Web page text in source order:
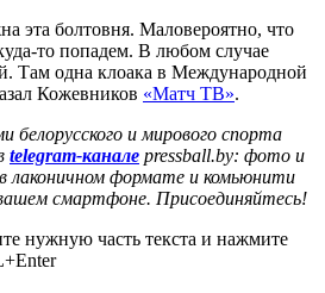
эта болтовня. Маловероятно, что
попадем. В любом случае
Там одна клоака в Международной
Кожевников «Матч ТВ».
и мирового спорта
telegram-канале pressball.by: фото и
лаконичном формате и комьюнити
смартфоне. Присоединяйтесь!
нужную часть текста и нажмите